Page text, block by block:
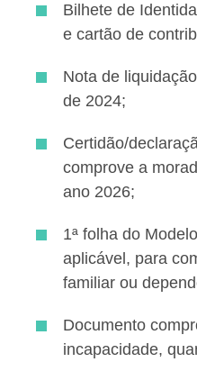
Bilhete de
e cartão de
Nota de
de 2024;
Certidão/
comprove a
ano 2026;
1ª folha do
aplicável, para
familiar ou
Documento
incapacidade,